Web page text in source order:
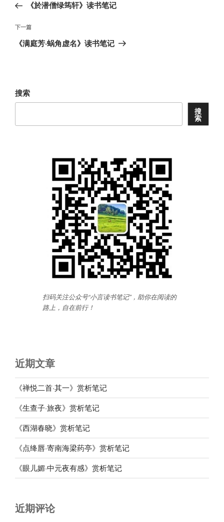
导
航
文
章
《於潜僧绿筠轩》读书笔记
下
一
下一篇
《满庭芳·蜗角虚名》读书笔记
搜索
搜
索
扫码关注公众号“小言读书笔记”，助你在阅读的
路上，自在前行！
近期文章
《禅悦二首·其一》赏析笔记
《生查子·旅夜》赏析笔记
《西湖春晓》赏析笔记
《点绛唇·寄南海梁药亭》赏析笔记
《眼儿媚·中元夜有感》赏析笔记
近期评论